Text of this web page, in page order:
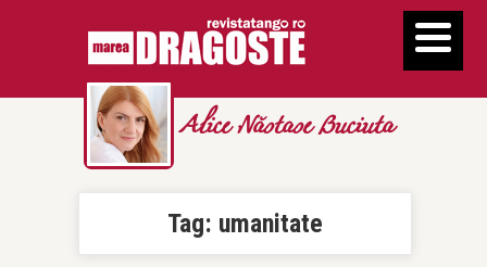
Alice Năstase Buciuta
Tag: umanitate